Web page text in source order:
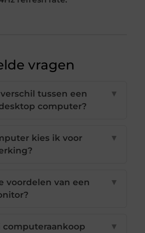
vragen
tussen een
computer?
▼
kies ik voor
▼
voordelen van een
▼
computeraankoop
▼